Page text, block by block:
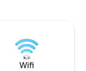
grillstuga,
gasolgrill. På
hyra en liten båt
Wifi